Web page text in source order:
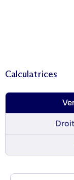
Calculatrices